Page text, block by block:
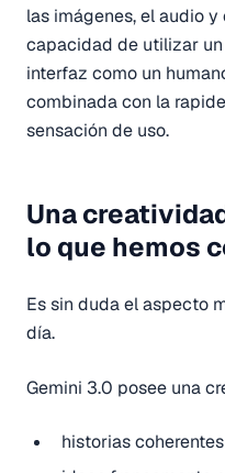
las imágenes, el audio
capacidad de utilizar
interfaz como un
combinada con la
sensación de uso.
Una
lo que hemos
Es sin duda el aspecto
día.
Gemini 3.0 posee una
historias